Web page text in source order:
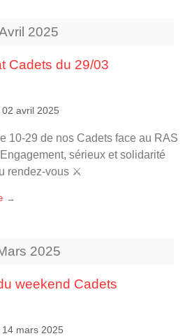
2025
Cadets du 29/03
02 avril 2025
10-29 de nos Cadets face au RAS
sérieux et solidarité
rendez-vous ⚔️
2025
weekend Cadets
14 mars 2025